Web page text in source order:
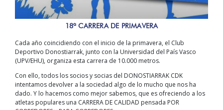
18ª CARRERA DE PRIMAVERA
Cada año coincidiendo con el inicio de la primavera, el Club
Deportivo Donostiarrak, junto con la Universidad del País Vasco
(UPV/EHU), organiza esta carrera de 10.000 metros.
Con ello, todos los socios y socias del DONOSTIARRAK CDK
intentamos devolver a la sociedad algo de lo mucho que nos ha
dado. Y lo hacemos como mejor sabemos, que es ofreciendo a los
atletas populares una CARRERA DE CALIDAD pensada POR